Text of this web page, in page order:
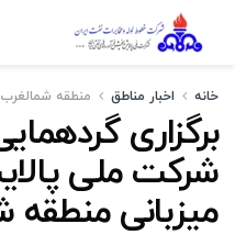
خانه اخبار مناطق منطقه شمالغرب
برگزاری
شرکت ملی
میزبانی منطقه